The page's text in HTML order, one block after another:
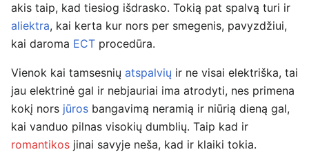
akis taip, kad tiesiog išdrasko. Tokią pat spalvą turi ir
aliektra, kai kerta kur nors per smegenis, pavyzdžiui,
kai daroma ECT procedūra.
Vienok kai tamsesnių atspalvių ir ne visai elektriška, tai
jau elektrinė gal ir nebjauriai ima atrodyti, nes primena
kokį nors jūros bangavimą neramią ir niūrią dieną gal,
kai vanduo pilnas visokių dumblių. Taip kad ir
romantikos jinai savyje neša, kad ir klaiki tokia.